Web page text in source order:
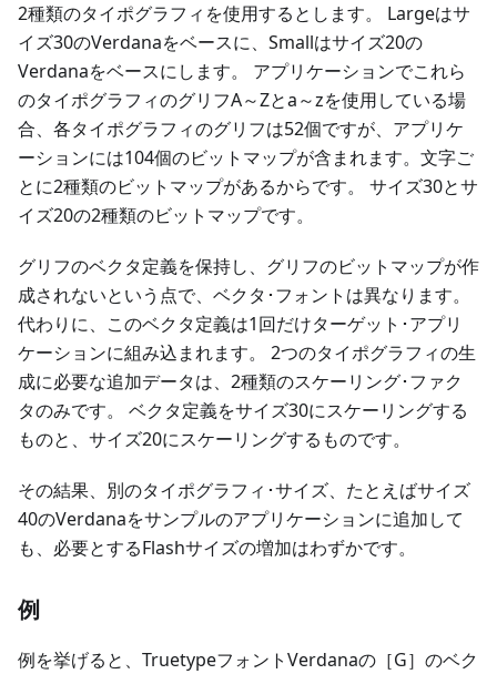
2種類のタイポグラフィを使用するとします。 Largeはサ
イズ30のVerdanaをベースに、Smallはサイズ20の
Verdanaをベースにします。 アプリケーションでこれら
のタイポグラフィのグリフA～Zとa～zを使用している場
合、各タイポグラフィのグリフは52個ですが、アプリケ
ーションには104個のビットマップが含まれます。文字ご
とに2種類のビットマップがあるからです。 サイズ30とサ
イズ20の2種類のビットマップです。
グリフのベクタ定義を保持し、グリフのビットマップが作
成されないという点で、ベクタ･フォントは異なります。
代わりに、このベクタ定義は1回だけターゲット･アプリ
ケーションに組み込まれます。 2つのタイポグラフィの生
成に必要な追加データは、2種類のスケーリング･ファク
タのみです。 ベクタ定義をサイズ30にスケーリングする
ものと、サイズ20にスケーリングするものです。
その結果、別のタイポグラフィ･サイズ、たとえばサイズ
40のVerdanaをサンプルのアプリケーションに追加して
も、必要とするFlashサイズの増加はわずかです。
例
例を挙げると、TruetypeフォントVerdanaの［G］のベク